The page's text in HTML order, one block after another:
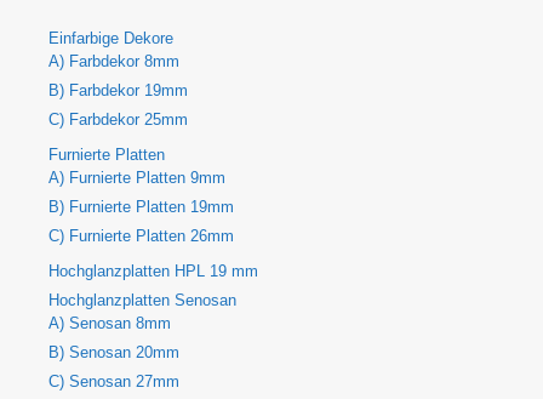
Einfarbige Dekore
A) Farbdekor 8mm
B) Farbdekor 19mm
C) Farbdekor 25mm
Furnierte Platten
A) Furnierte Platten 9mm
B) Furnierte Platten 19mm
C) Furnierte Platten 26mm
Hochglanzplatten HPL 19 mm
Hochglanzplatten Senosan
A) Senosan 8mm
B) Senosan 20mm
C) Senosan 27mm